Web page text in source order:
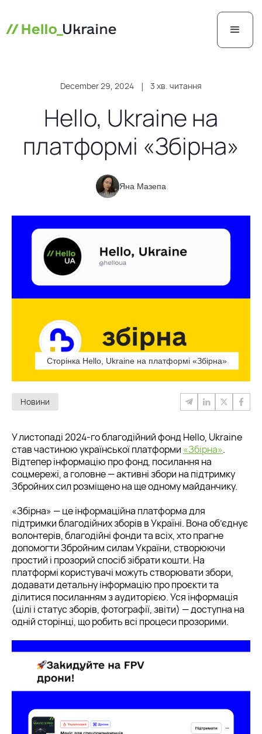
December 29, 2024 | 3 хв. читання
Hello, Ukraine на
платформі «Збірна»
Яна Мазепа
Сторінка Hello, Ukraine на платформі «Збірна»
Новини
У листопаді 2024-го благодійний фонд Hello, Ukraine
став частиною української платформи «Збірна».
Відтепер інформацію про фонд, посилання на
соцмережі, а головне — активні збори на підтримку
Збройних сил розміщено на ще одному майданчику.
«Збірна» — це інформаційна платформа для
підтримки благодійних зборів в Україні. Вона об’єднує
волонтерів, благодійні фонди та всіх, хто прагне
допомогти Збройним силам України, створюючи
простий і прозорий спосіб зібрати кошти. На
платформі користувачі можуть створювати збори,
додавати детальну інформацію про проєкти та
ділитися посиланням з аудиторією. Уся інформація
(цілі і статус зборів, фотографії, звіти) — доступна на
одній сторінці, що робить всі процеси прозорими.